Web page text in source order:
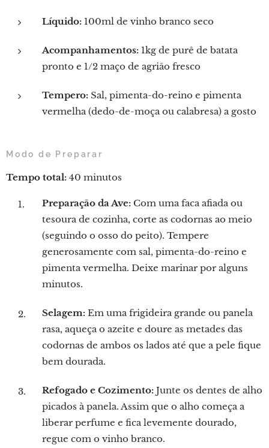
Líquido: 100ml de vinho branco seco
Acompanhamentos: 1kg de purê de batata
pronto e 1/2 maço de agrião fresco
Tempero: Sal, pimenta-do-reino e pimenta
vermelha (dedo-de-moça ou calabresa) a gosto
Modo de Preparar
Tempo total: 40 minutos
Preparação da Ave: Com uma faca afiada ou
tesoura de cozinha, corte as codornas ao meio
(seguindo o osso do peito). Tempere
generosamente com sal, pimenta-do-reino e
pimenta vermelha. Deixe marinar por alguns
minutos.
Selagem: Em uma frigideira grande ou panela
rasa, aqueça o azeite e doure as metades das
codornas de ambos os lados até que a pele fique
bem dourada.
Refogado e Cozimento: Junte os dentes de alho
picados à panela. Assim que o alho começa a
liberar perfume e fica levemente dourado,
regue com o vinho branco.